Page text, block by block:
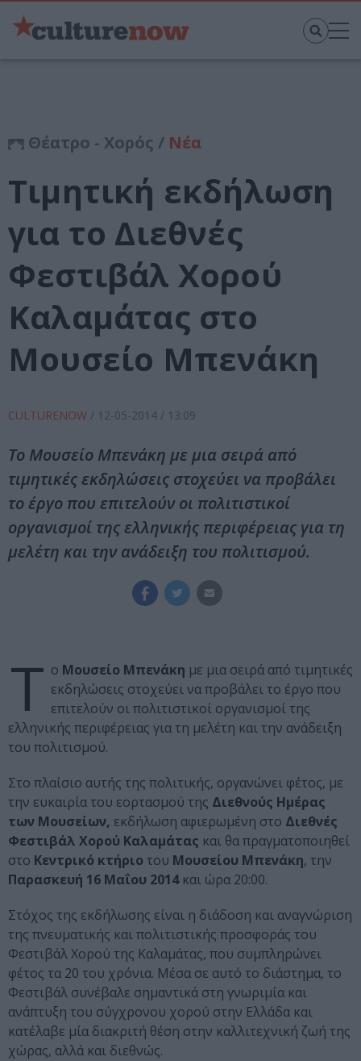
Θέατρο - Χορός / Νέα
Τιμητική εκδήλωση
για το Διεθνές
Φεστιβάλ Χορού
Καλαμάτας στο
Μουσείο Μπενάκη
CULTURENOW / 12-05-2014 / 13:09
Το Μουσείο Μπενάκη με μια σειρά από
τιμητικές εκδηλώσεις στοχεύει να προβάλει
το έργο που επιτελούν οι πολιτιστικοί
οργανισμοί της ελληνικής περιφέρειας για τη
μελέτη και την ανάδειξη του πολιτισμού.
Τ ο Μουσείο Μπενάκη με μια σειρά από τιμητικές
εκδηλώσεις στοχεύει να προβάλει το έργο που
επιτελούν οι πολιτιστικοί οργανισμοί της
ελληνικής περιφέρειας για τη μελέτη και την ανάδειξη
του πολιτισμού.
Στο πλαίσιο αυτής της πολιτικής, οργανώνει φέτος, με
την ευκαιρία του εορτασμού της Διεθνούς Ημέρας
των Μουσείων, εκδήλωση αφιερωμένη στο Διεθνές
Φεστιβάλ Χορού Καλαμάτας και θα πραγματοποιηθεί
στο Κεντρικό κτήριο του Μουσείου Μπενάκη, την
Παρασκευή 16 Μαΐου 2014και ώρα 20:00.
Στόχος της εκδήλωσης είναι η διάδοση και αναγνώριση
της πνευματικής και πολιτιστικής προσφοράς του
Φεστιβάλ Χορού της Καλαμάτας, που συμπληρώνει
φέτος τα 20 του χρόνια. Μέσα σε αυτό το διάστημα, το
Φεστιβάλ συνέβαλε σημαντικά στη γνωριμία και
ανάπτυξη του σύγχρονου χορού στην Ελλάδα και
κατέλαβε μία διακριτή θέση στην καλλιτεχνική ζωή της
χώρας, αλλά και διεθνώς.